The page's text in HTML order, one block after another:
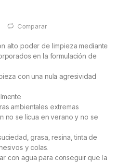
Comparar
alto poder de limpieza mediante
en la formulación de
con una nula agresividad
ambientales extremas
no se licua en verano y no se
grasa, resina, tinta de
y colas.
con agua para conseguir que la